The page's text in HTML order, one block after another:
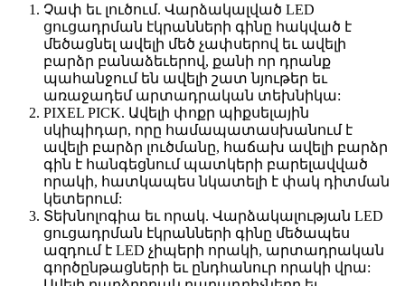
Չափ եւ լուծում. Վարձակալված LED
ցուցադրման էկրանների գինը հակված է
մեծացնել ավելի մեծ չափսերով եւ ավելի
բարձր բանաձեւերով, քանի որ դրանք
պահանջում են ավելի շատ նյութեր եւ
առաջադեմ արտադրական տեխնիկա:
PIXEL PICK. Ավելի փոքր պիքսելային
սկիպիդար, որը համապատասխանում է
ավելի բարձր լուծմանը, հաճախ ավելի բարձր
գին է հանգեցնում պատկերի բարելավված
որակի, հատկապես նկատելի է փակ դիտման
կետերում:
Տեխնոլոգիա եւ որակ. Վարձակալության LED
ցուցադրման էկրանների գինը մեծապես
ազդում է LED չիպերի որակի, արտադրական
գործընթացների եւ ընդհանուր որակի վրա: